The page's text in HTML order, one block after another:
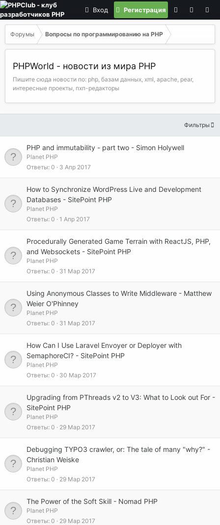
Вход Регистрация
Форумы Вопросы по программированию на РНР
PHPWorld - новости из мира PHP
Пишите сюда новости по: php, базам данных, xml, apache, pear,
интересные проекты, пхп-редакторы
Фильтры
PHP and immutability - part two - Simon Holywell
Planet PHP
Ответы 0 3 Апр 2017
How to Synchronize WordPress Live and Development
Databases - SitePoint PHP
Planet PHP
Ответы 0 1 Апр 2017
Procedurally Generated Game Terrain with ReactJS, PHP,
and Websockets - SitePoint PHP
Planet PHP
Ответы 0 31 Мар 2017
Using Anonymous Classes to Write Middleware - Matthew
Weier O'Phinney
Planet PHP
Ответы 0 31 Мар 2017
How Can I Use Laravel Envoyer or Deployer with
SemaphoreCI? - SitePoint PHP
Planet PHP
Ответы 0 30 Мар 2017
Upgrading from PThreads v2 to V3: What to Look out For -
SitePoint PHP
Planet PHP
Ответы 0 29 Мар 2017
Debugging TYPO3 crawler, or: The tale of many "why?" -
Christian Weiske
Planet PHP
Ответы 0 29 Мар 2017
The Power of the Soft Skill - Nomad PHP
Planet PHP
Ответы 0 29 Мар 2017